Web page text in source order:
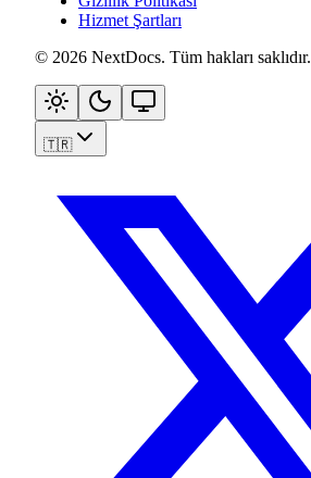
Hizmet Şartları
© 2026 NextDocs. Tüm hakları saklıdır.
🇹🇷